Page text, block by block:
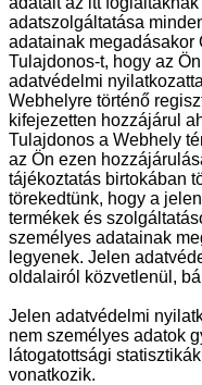
adatszolgáltatása
adatainak megadásakor
Tulajdonos-t, hogy az
adatvédelmi
Webhelyre történő
kifejezetten hozzájárul
Tulajdonos a Webhely
az Ön ezen
tájékoztatás birtokában
törekedtünk, hogy a
termékek és
személyes adatainak
legyenek. Jelen
oldalairól közvetlenül,
Jelen adatvédelmi
nem személyes adatok
látogatottsági
vonatkozik.